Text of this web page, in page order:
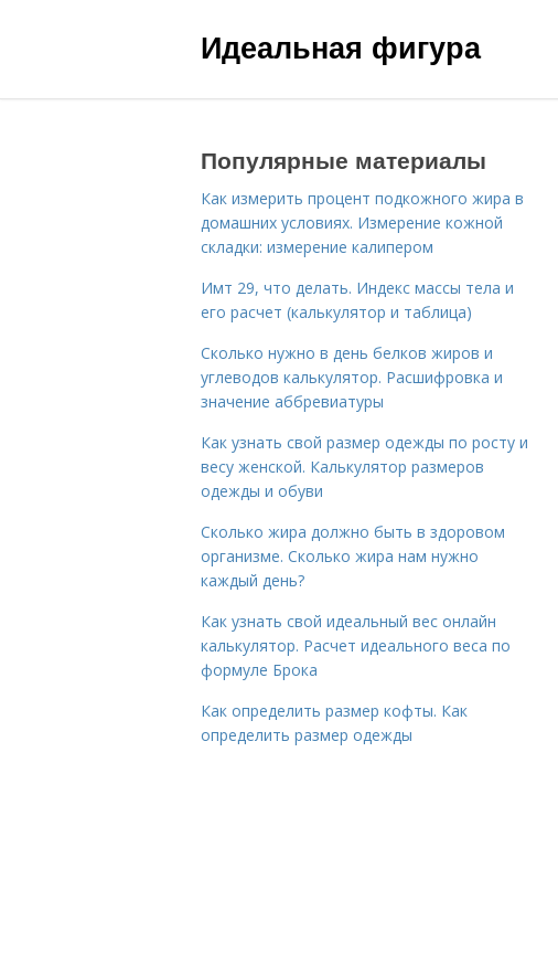
Идеальная фигура
Популярные материалы
Как измерить процент подкожного жира в
домашних условиях. Измерение кожной
складки: измерение калипером
Имт 29, что делать. Индекс массы тела и
его расчет (калькулятор и таблица)
Сколько нужно в день белков жиров и
углеводов калькулятор. Расшифровка и
значение аббревиатуры
Как узнать свой размер одежды по росту и
весу женской. Калькулятор размеров
одежды и обуви
Сколько жира должно быть в здоровом
организме. Сколько жира нам нужно
каждый день?
Как узнать свой идеальный вес онлайн
калькулятор. Расчет идеального веса по
формуле Брока
Как определить размер кофты. Как
определить размер одежды